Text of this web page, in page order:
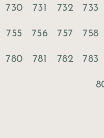
730 731 732 733
755 756 757 758
780 781 782 783